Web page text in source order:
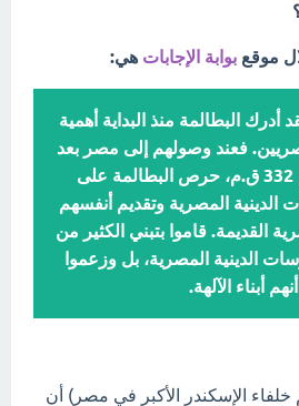
موقع بوابة الإجابات هي:
أدرك البطالمة منذ البداية أهمية
فعند وصولهم إلى مصر بعد
احتلالها في عام 332 ق.م، حرص البطالمة على
الدينية المصرية وتقديم أنفسهم
القديمة. قاموا بتبني الكثير من
الدينية المصرية، بل وزعموا
أنهم أبناء الآلهة.
خلفاء الإسكندر الأكبر في مصر) أن